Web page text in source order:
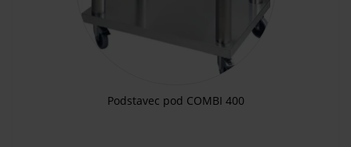
Podstavec pod COMBI 400